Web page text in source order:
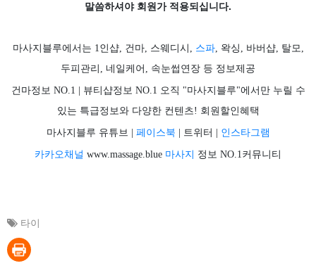
말씀하셔야 회원가 적용되십니다.
마사지블루에서는 1인샵, 건마, 스웨디시, 스파, 왁싱, 바버샵, 탈모,
두피관리, 네일케어, 속눈썹연장 등 정보제공
건마정보 NO.1 | 뷰티샵정보 NO.1 오직 "마사지블루"에서만 누릴 수
있는 특급정보와 다양한 컨텐츠! 회원할인혜택
마사지블루 유튜브 | 페이스북 | 트위터 | 인스타그램
카카오채널 www.massage.blue 마사지 정보 NO.1커뮤니티
타이